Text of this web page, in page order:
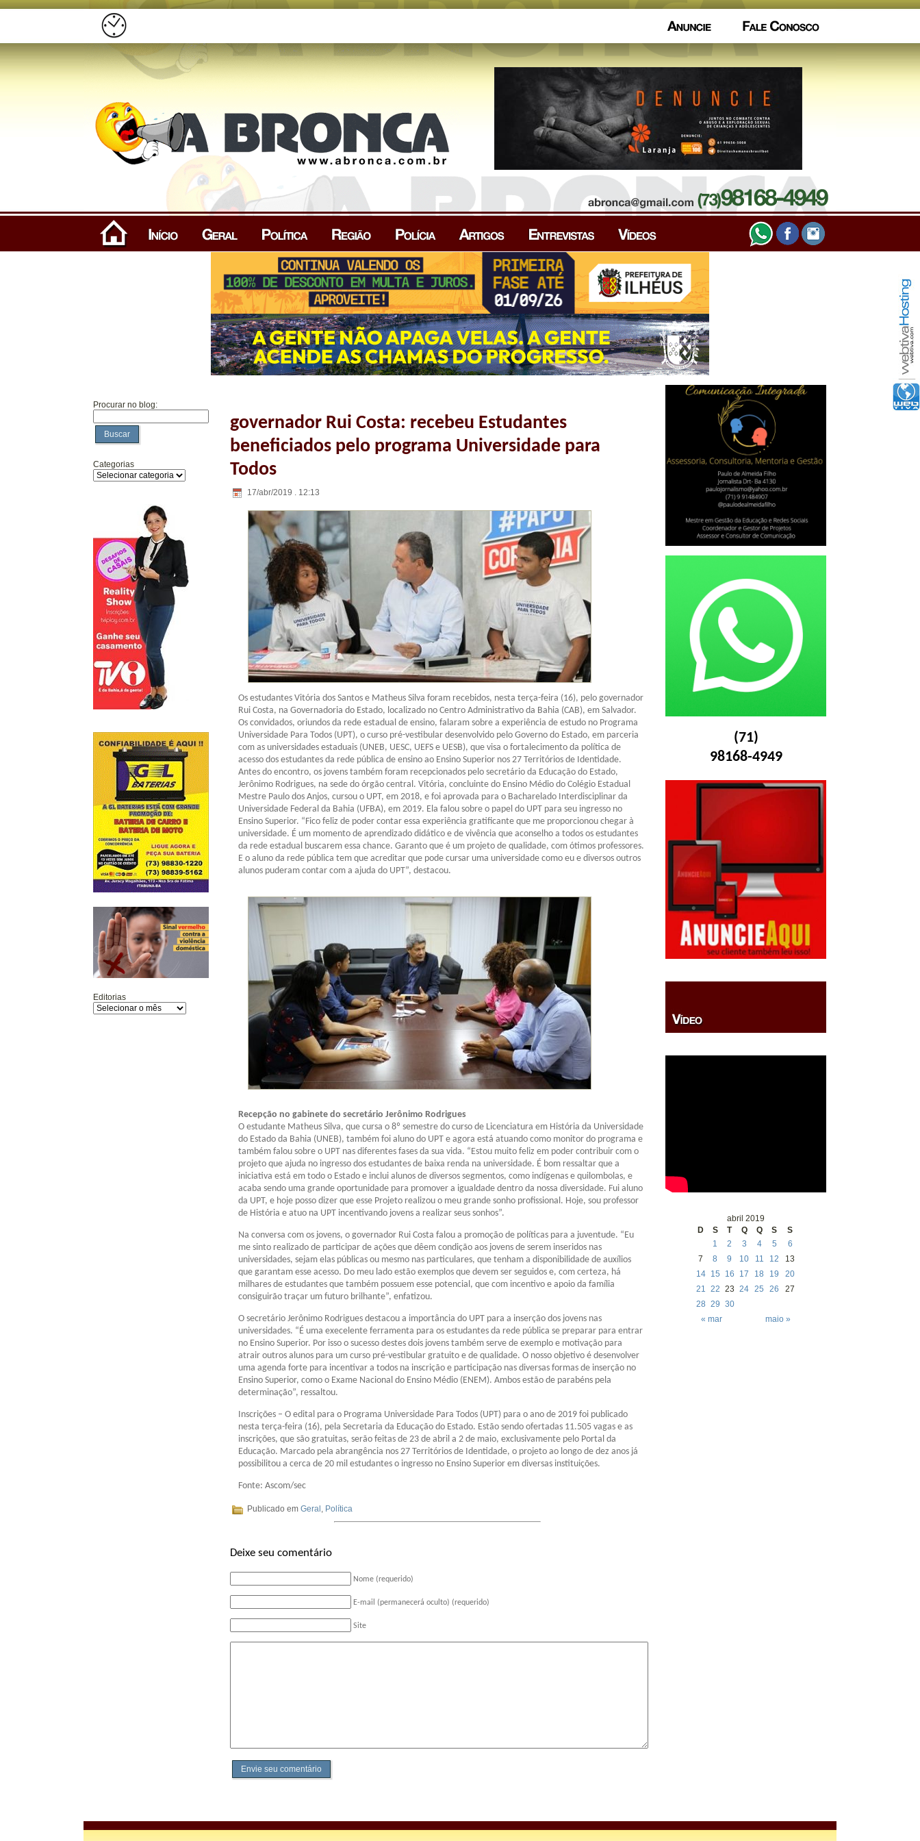
Procurar no blog:
Buscar
Categorias
Editorias
governador Rui Costa: recebeu Estudantes
beneficiados pelo programa Universidade para
Todos
17/abr/2019 . 12:13
Os estudantes Vitória dos Santos e Matheus Silva foram recebidos, nesta terça-feira (16), pelo governador
Rui Costa, na Governadoria do Estado, localizado no Centro Administrativo da Bahia (CAB), em Salvador.
Os convidados, oriundos da rede estadual de ensino, falaram sobre a experiência de estudo no Programa
Universidade Para Todos (UPT), o curso pré-vestibular desenvolvido pelo Governo do Estado, em parceria
com as universidades estaduais (UNEB, UESC, UEFS e UESB), que visa o fortalecimento da política de
acesso dos estudantes da rede pública de ensino ao Ensino Superior nos 27 Territórios de Identidade.
Antes do encontro, os jovens também foram recepcionados pelo secretário da Educação do Estado,
Jerônimo Rodrigues, na sede do órgão central. Vitória, concluinte do Ensino Médio do Colégio Estadual
Mestre Paulo dos Anjos, cursou o UPT, em 2018, e foi aprovada para o Bacharelado Interdisciplinar da
Universidade Federal da Bahia (UFBA), em 2019. Ela falou sobre o papel do UPT para seu ingresso no
Ensino Superior. “Fico feliz de poder contar essa experiência gratificante que me proporcionou chegar à
universidade. É um momento de aprendizado didático e de vivência que aconselho a todos os estudantes
da rede estadual buscarem essa chance. Garanto que é um projeto de qualidade, com ótimos professores.
E o aluno da rede pública tem que acreditar que pode cursar uma universidade como eu e diversos outros
alunos puderam contar com a ajuda do UPT”, destacou.
Recepção no gabinete do secretário Jerônimo Rodrigues
O estudante Matheus Silva, que cursa o 8º semestre do curso de Licenciatura em História da Universidade
do Estado da Bahia (UNEB), também foi aluno do UPT e agora está atuando como monitor do programa e
também falou sobre o UPT nas diferentes fases da sua vida. “Estou muito feliz em poder contribuir com o
projeto que ajuda no ingresso dos estudantes de baixa renda na universidade. É bom ressaltar que a
iniciativa está em todo o Estado e inclui alunos de diversos segmentos, como indígenas e quilombolas, e
acaba sendo uma grande oportunidade para promover a igualdade dentro da nossa diversidade. Fui aluno
da UPT, e hoje posso dizer que esse Projeto realizou o meu grande sonho profissional. Hoje, sou professor
de História e atuo na UPT incentivando jovens a realizar seus sonhos”.
Na conversa com os jovens, o governador Rui Costa falou a promoção de políticas para a juventude. “Eu
me sinto realizado de participar de ações que dêem condição aos jovens de serem inseridos nas
universidades, sejam elas públicas ou mesmo nas particulares, que tenham a disponibilidade de auxílios
que garantam esse acesso. Do meu lado estão exemplos que devem ser seguidos e, com certeza, há
milhares de estudantes que também possuem esse potencial, que com incentivo e apoio da família
consiguirão traçar um futuro brilhante”, enfatizou.
O secretário Jerônimo Rodrigues destacou a importância do UPT para a inserção dos jovens nas
universidades. “É uma execelente ferramenta para os estudantes da rede pública se preparar para entrar
no Ensino Superior. Por isso o sucesso destes dois jovens também serve de exemplo e motivação para
atrair outros alunos para um curso pré-vestibular gratuito e de qualidade. O nosso objetivo é desenvolver
uma agenda forte para incentivar a todos na inscrição e participação nas diversas formas de inserção no
Ensino Superior, como o Exame Nacional do Ensino Médio (ENEM). Ambos estão de parabéns pela
determinação”, ressaltou.
Inscrições – O edital para o Programa Universidade Para Todos (UPT) para o ano de 2019 foi publicado
nesta terça-feira (16), pela Secretaria da Educação do Estado. Estão sendo ofertadas 11.505 vagas e as
inscrições, que são gratuitas, serão feitas de 23 de abril a 2 de maio, exclusivamente pelo Portal da
Educação. Marcado pela abrangência nos 27 Territórios de Identidade, o projeto ao longo de dez anos já
possibilitou a cerca de 20 mil estudantes o ingresso no Ensino Superior em diversas instituições.
Fonte: Ascom/sec
Publicado em Geral Política
Deixe seu comentário
Nome (requerido)
E-mail (permanecerá oculto) (requerido)
Site
Envie seu comentário
(71)
98168-4949
abril 2019
D
S T Q Q S S
« mar maio »
1 2 3 4 5
6
7
8 9 10 11 12
13
14
15 16 17 18 19
20
21 22 23 24 25 26
27
28 29 30